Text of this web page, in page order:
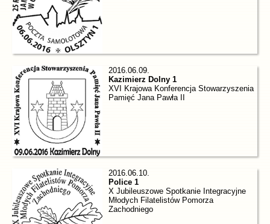
2016.06.09.
Kazimierz Dolny 1
XVI Krajowa Konferencja Stowarzyszenia
Pamięć Jana Pawła II
2016.06.10.
Police 1
X Jubileuszowe Spotkanie Integracyjne
Młodych Filatelistów Pomorza
Zachodniego